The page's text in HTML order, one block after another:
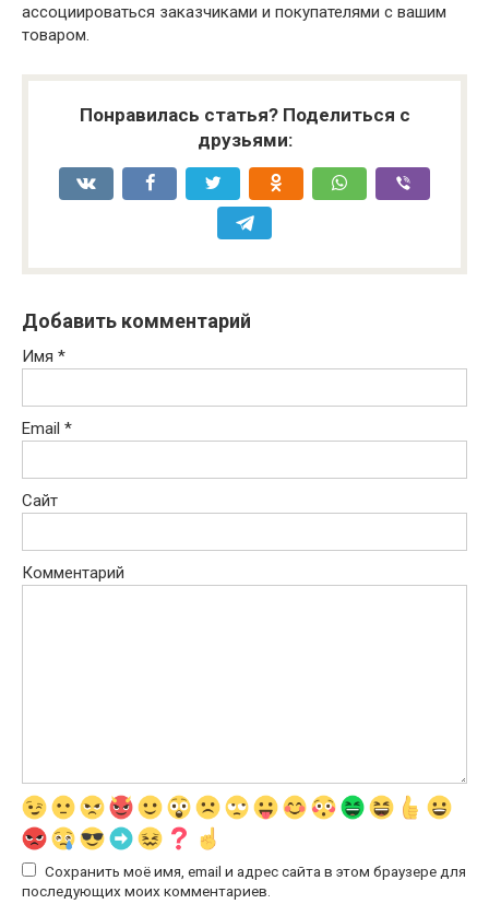
ассоциироваться заказчиками и покупателями с вашим
товаром.
Понравилась статья? Поделиться с
друзьями:
Добавить комментарий
Имя *
Email *
Сайт
Комментарий
Сохранить моё имя, email и адрес сайта в этом браузере для
последующих моих комментариев.